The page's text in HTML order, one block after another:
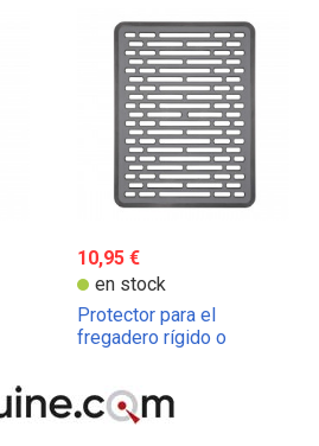
10,95 €
en stock
Protector para el
fregadero rígido o